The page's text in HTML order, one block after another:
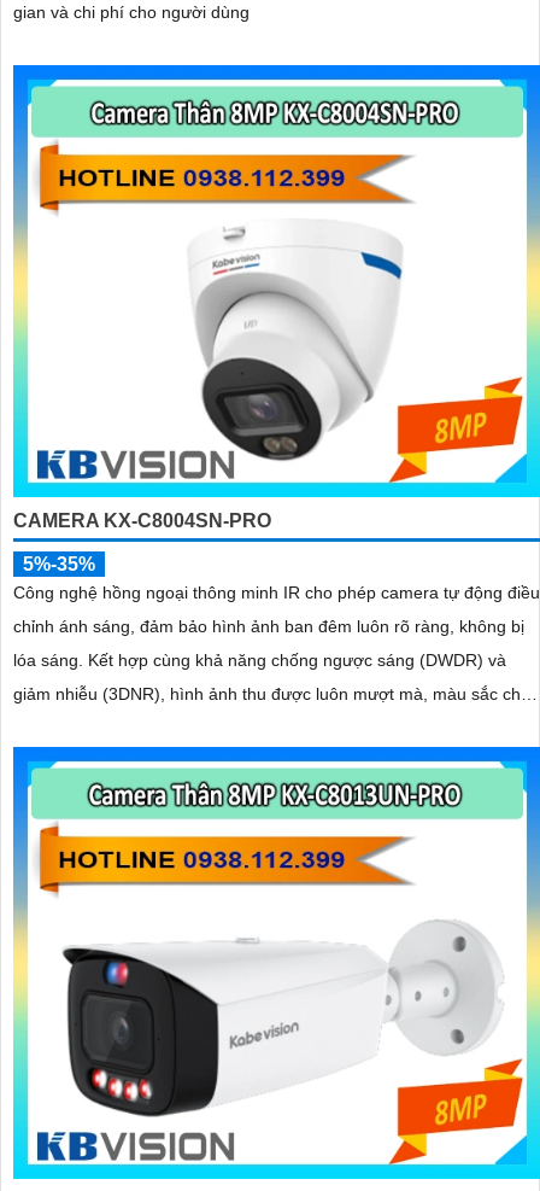
gian và chi phí cho người dùng
CAMERA KX-C8004SN-PRO
5%-35%
Công nghệ hồng ngoại thông minh IR cho phép camera tự động điều
chỉnh ánh sáng, đảm bảo hình ảnh ban đêm luôn rõ ràng, không bị
lóa sáng. Kết hợp cùng khả năng chống ngược sáng (DWDR) và
giảm nhiễu (3DNR), hình ảnh thu được luôn mượt mà, màu sắc chân
ánh sáng phức tạp như ngược sáng hoặc chói nắng